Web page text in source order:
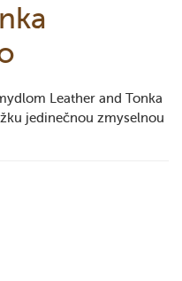
Leather and Tonka
jedinečnou zmyselnou